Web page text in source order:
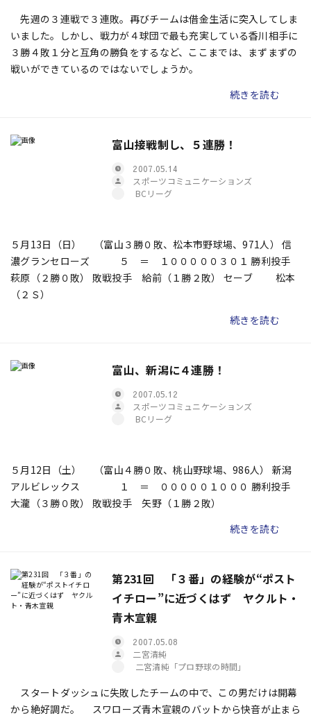
先週の３連戦で３連敗。再びチームは借金生活に突入してしま
いました。しかし、戦力が４球団で最も充実している香川相手に
３勝４敗１分と互角の勝負をするなど、ここまでは、まずまずの
戦いができているのではないでしょうか。
続きを読む
富山接戦制し、５連勝！
2007.05.14
スポーツコミュニケーションズ
BCリーグ
５月13日（日） （富山３勝０敗、松本市野球場、971人） 信
濃グランセローズ ５ ＝ １０００００３０１ 勝利投手
萩原（２勝０敗） 敗戦投手 給前（１勝２敗） セーブ 松本
（２Ｓ）
続きを読む
富山、新潟に４連勝！
2007.05.12
スポーツコミュニケーションズ
BCリーグ
５月12日（土） （富山４勝０敗、桃山野球場、986人） 新潟
アルビレックス １ ＝ ０００００１０００ 勝利投手
大瀧（３勝０敗） 敗戦投手 矢野（１勝２敗）
続きを読む
第231回 「３番」の経験が“ポスト
イチロー”に近づくはず ヤクルト・
青木宣親
2007.05.08
二宮清純
二宮清純「プロ野球の時間」
スタートダッシュに失敗したチームの中で、この男だけは開幕
から絶好調だ。 スワローズ青木宣親のバットから快音が止まら